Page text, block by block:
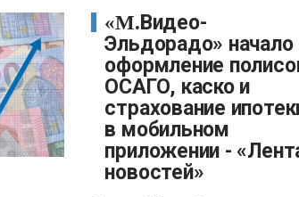
«М.Видео-
Эльдорадо» начало
оформление
ОСАГО, каско и
страхование
в мобильном
приложении -
новостей»